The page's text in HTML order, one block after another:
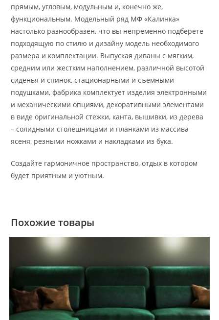
прямым, угловым, модульным и, конечно же,
функциональным. Модельный ряд МФ «Калинка»
настолько разнообразен, что вы непременно подберете
подходящую по стилю и дизайну модель необходимого
размера и комплектации. Выпуская диваны с мягким,
средним или жестким наполнением, различной высотой
сиденья и спинок, стационарными и съемными
подушками, фабрика комплектует изделия электронными
и механическими опциями, декоративными элементами
в виде оригинальной стежки, канта, вышивки, из дерева
– солидными столешницами и планками из массива
ясеня, резными ножками и накладками из бука.
Создайте гармоничное пространство, отдых в котором
будет приятным и уютным.
Похожие товары